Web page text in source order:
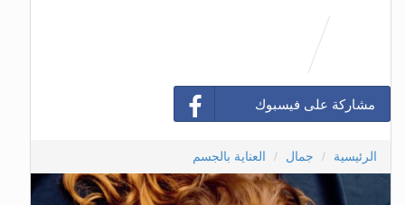
مشاركة على فيسبوك
الرئيسية جمال العناية بالجسم